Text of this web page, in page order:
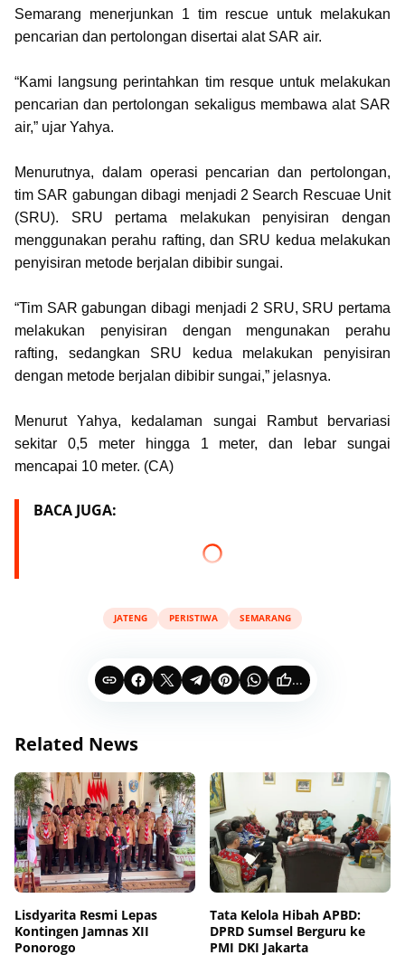
Semarang menerjunkan 1 tim rescue untuk melakukan
pencarian dan pertolongan disertai alat SAR air.
“Kami langsung perintahkan tim resque untuk melakukan
pencarian dan pertolongan sekaligus membawa alat SAR
air,” ujar Yahya.
Menurutnya, dalam operasi pencarian dan pertolongan,
tim SAR gabungan dibagi menjadi 2 Search Rescuae Unit
(SRU). SRU pertama melakukan penyisiran dengan
menggunakan perahu rafting, dan SRU kedua melakukan
penyisiran metode berjalan dibibir sungai.
“Tim SAR gabungan dibagi menjadi 2 SRU, SRU pertama
melakukan penyisiran dengan mengunakan perahu
rafting, sedangkan SRU kedua melakukan penyisiran
dengan metode berjalan dibibir sungai,” jelasnya.
Menurut Yahya, kedalaman sungai Rambut bervariasi
sekitar 0,5 meter hingga 1 meter, dan lebar sungai
mencapai 10 meter. (CA)
BACA JUGA:
JATENG PERISTIWA SEMARANG
...
Related News
Lisdyarita Resmi Lepas
Kontingen Jamnas XII
Ponorogo
Tata Kelola Hibah APBD:
DPRD Sumsel Berguru ke
PMI DKI Jakarta